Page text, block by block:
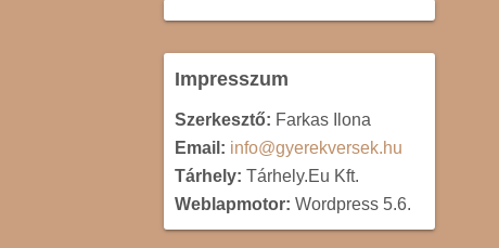
Impresszum
Szerkesztő: Farkas Ilona
Email: info@gyerekversek.hu
Tárhely: Tárhely.Eu Kft.
Weblapmotor: Wordpress 5.6.